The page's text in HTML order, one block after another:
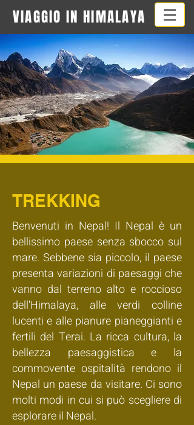
VIAGGIO IN HIMALAYA
TREKKING
Benvenuti in Nepal! Il Nepal è un
bellissimo paese senza sbocco sul
mare. Sebbene sia piccolo, il paese
presenta variazioni di paesaggi che
vanno dal terreno alto e roccioso
dell'Himalaya, alle verdi colline
lucenti e alle pianure pianeggianti e
fertili del Terai. La ricca cultura, la
bellezza paesaggistica e la
commovente ospitalità rendono il
Nepal un paese da visitare. Ci sono
molti modi in cui si può scegliere di
esplorare il Nepal.